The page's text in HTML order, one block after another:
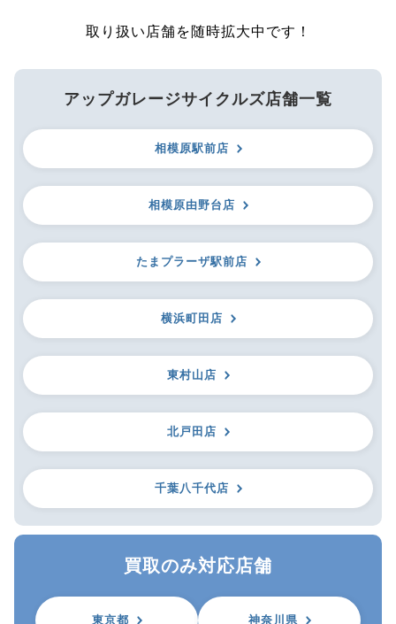
取り扱い店舗を随時拡大中です！
アップガレージサイクルズ店舗一覧
相模原駅前店
相模原由野台店
たまプラーザ駅前店
横浜町田店
東村山店
北戸田店
千葉八千代店
買取のみ対応店舗
東京都 神奈川県